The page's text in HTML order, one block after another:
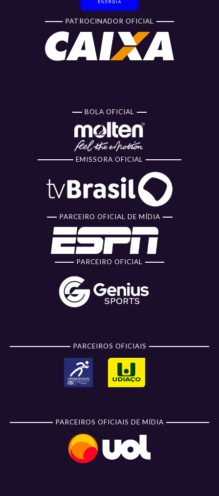
PATROCINADOR OFICIAL
BOLA OFICIAL
EMISSORA OFICIAL
PARCEIRO OFICIAL DE MÍDIA
PARCEIRO OFICIAL
PARCEIROS OFICIAIS
PARCEIROS OFICIAIS DE MÍDIA